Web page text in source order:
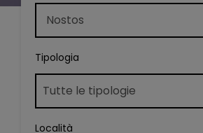
Tipologia
Località